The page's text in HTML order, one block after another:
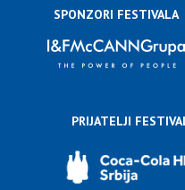
SPONZORI FESTIVALA
PRIJATELJI